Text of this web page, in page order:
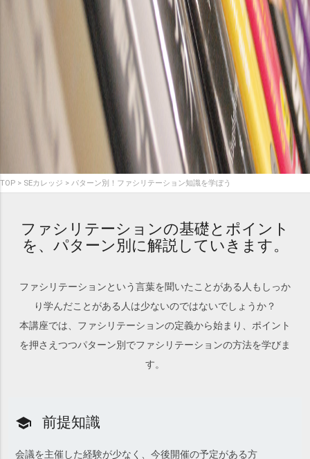
TOP SEカレッジ パターン別！ファシリテーション知識を学ぼう
ファシリテーションの基礎とポイント
を、パターン別に解説していきます。
ファシリテーションという言葉を聞いたことがある人もしっか
り学んだことがある人は少ないのではないでしょうか？
本講座では、ファシリテーションの定義から始まり、ポイント
を押さえつつパターン別でファシリテーションの方法を学びま
す。
school 前提知識
会議を主催した経験が少なく、今後開催の予定がある方